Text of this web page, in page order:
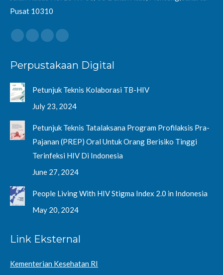
Pusat 10310
Find us on:
Facebook
opens
new
window
Twitter
opens
new
window
YouTube
opens
new
window
Instagram
opens
new
window
Perpustakaan Digital
Petunjuk Teknis Kolaborasi TB-HIV
July 23, 2024
Petunjuk Teknis Tatalaksana Program Profilaksis Pra-
Pajanan (PREP) Oral Untuk Orang Berisiko Tinggi
Terinfeksi HIV Di Indonesia
June 27, 2024
People Living With HIV Stigma Index 2.0 in Indonesia
May 20, 2024
Link Eksternal
Kementerian Kesehatan RI